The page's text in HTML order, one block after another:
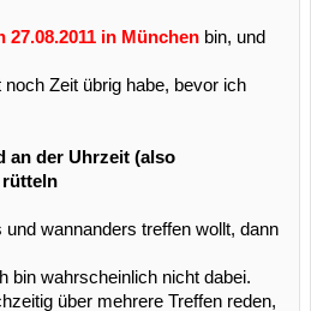
27.08.2011 in München bin, und
noch Zeit übrig habe, bevor ich
an der Uhrzeit (also
rütteln
wannanders treffen wollt, dann
bin wahrscheinlich nicht dabei.
über mehrere Treffen reden,